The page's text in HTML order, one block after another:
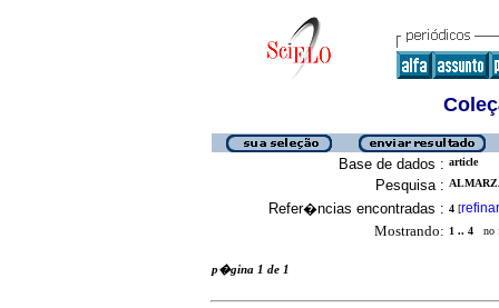
Base de dados : article
Pesquisa :
Refer�ncias encontradas : 4 [refinar
Mostrando: 1 .. 4 no
p�gina 1 de 1